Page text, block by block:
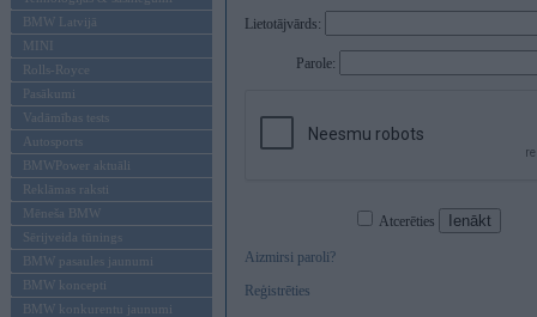
BMW Latvijā
MINI
Rolls-Royce
Pasākumi
Vadāmības tests
Autosports
BMWPower aktuāli
Reklāmas raksti
Mēneša BMW
Sērijveida tūnings
BMW pasaules jaunumi
BMW koncepti
BMW konkurentu jaunumi
Lietotājvārds:
Parole:
Atcerēties
Aizmirsi paroli?
Reģistrēties